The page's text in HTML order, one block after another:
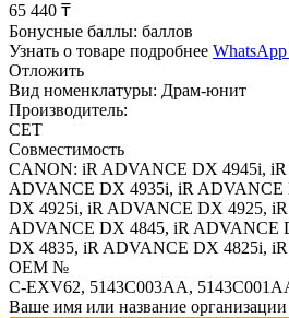
65 440 ₸
Бонусные баллы: баллов
Узнать о товаре подробнее WhatsApp
Отложить
Вид номенклатуры: Драм-юнит
Производитель:
CET
Совместимость
CANON: iR ADVANCE DX 4945i,
ADVANCE DX 4935i, iR ADVANCE
DX 4925i, iR ADVANCE DX 4925,
ADVANCE DX 4845, iR ADVANCE
DX 4835, iR ADVANCE DX 4825i,
OEM №
C-EXV62, 5143C003AA,
Ваше имя или название организации